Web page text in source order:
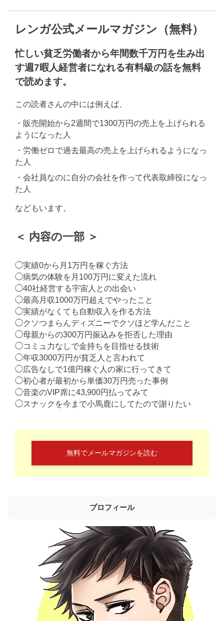
レンガ公式メールマガジン（無料）
忙しい貧乏労働者から年間数千万円を生み出
す週7暇人経営者になれる有料級の話を無料
で読めます。
この読者さんの中には例えば、
・販売開始から2週間で1300万円の売上を上げられる
ようになった人
・労働ゼロで過去最高の売上を上げられるようになっ
た人
・会社員なのに自分の会社を作って代表取締役になっ
た人
などもいます。
＜ 内容の一部 ＞
◯実績0から月1万円を稼ぐ方法
◯病気の体験を月100万円に変えた流れ
◯40社経営する宇宙人との出会い
◯最高月収1000万円超えでやったこと
◯実績がなくても自動収入を作る方法
◯クソつまらんディズニーでクソほど学んだこと
◯母親からの300万円振込みを拒否した理由
◯コミュ力なしで金持ちを目指せる技術
◯年収3000万円が貧乏人と言われて
◯広告なしで1億円稼ぐ人の家に行ってきて
◯初心者が最初から単価30万円売った事例
◯音楽のVIP席に43,900円払ってみて
◯スナックを今まで小馬鹿にしてたので謝りたい
無料でメールマガジンを読む
プロフィール